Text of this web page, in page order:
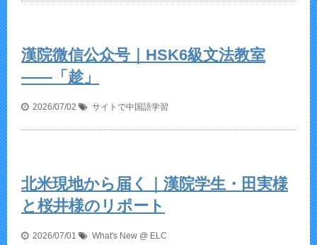
漢院微信公众号｜HSK6級文法教室
——「趁」
2026/07/02 サイトで中国語学習
北米現地から届く｜漢院学生・田実様
と桜井様のリポート
2026/07/01 What's New @ ELC